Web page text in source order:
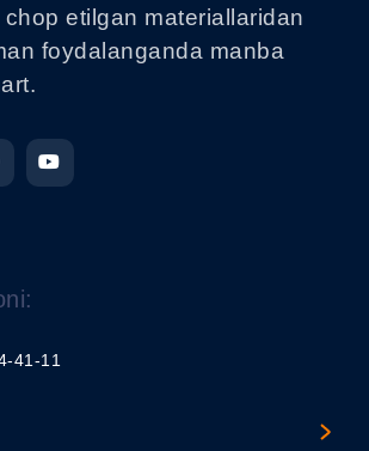
etilgan materiallaridan
foydalanganda manba
41-11